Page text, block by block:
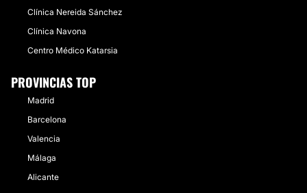
Clínica Nereida Sánchez
Clínica Navona
Centro Médico Katarsia
PROVINCIAS TOP
Madrid
Barcelona
Valencia
Málaga
Alicante